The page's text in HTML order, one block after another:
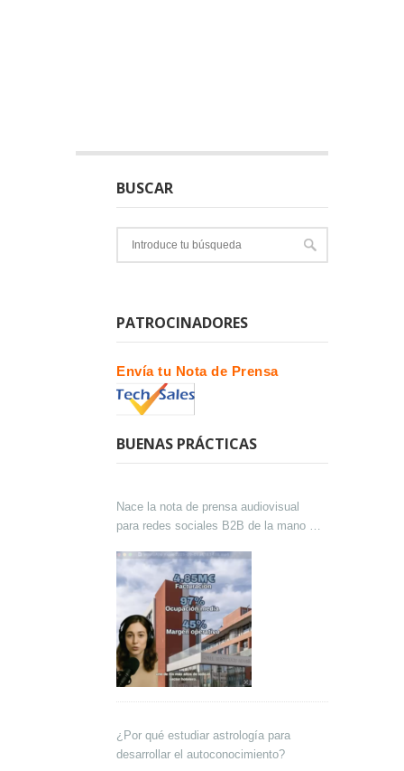
BUSCAR
PATROCINADORES
Envía tu Nota de Prensa
BUENAS PRÁCTICAS
Nace la nota de prensa audiovisual
para redes sociales B2B de la mano de
¿Por qué estudiar astrología para
desarrollar el autoconocimiento?